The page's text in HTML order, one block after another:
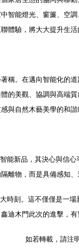
智能燈光、窗簾、空
體驗，將大大提升生活
稱。在邁向智能化的
的美觀、協調與高端
與自然木藝美學的和諧
能新品，其決心與信
離物，而是具備感知、
時刻。這不僅僅是一
迪木門此次的進擊，
如若轉載，請注